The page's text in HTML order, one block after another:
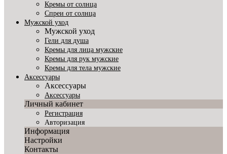
Кремы от солнца
Спреи от солнца
Мужской уход
Мужской уход
Гели для душа
Кремы для лица мужские
Кремы для рук мужские
Кремы для тела мужские
Аксессуары
Аксессуары
Аксессуары
Личный кабинет
Регистрация
Авторизация
Информация
Настройки
Контакты